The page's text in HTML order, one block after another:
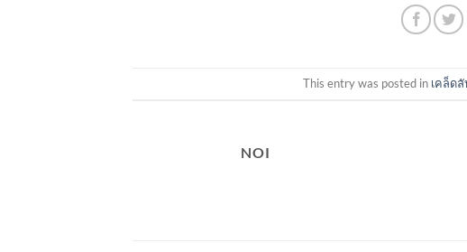
This entry was posted in เคล็ด
NOI